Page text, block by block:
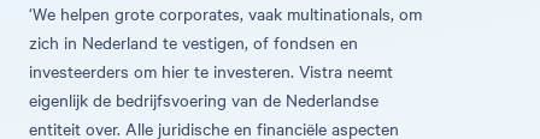
‘We helpen grote corporates, vaak multinationals, om
zich in Nederland te vestigen, of fondsen en
investeerders om hier te investeren. Vistra neemt
eigenlijk de bedrijfsvoering van de Nederlandse
entiteit over. Alle juridische en financiële aspecten